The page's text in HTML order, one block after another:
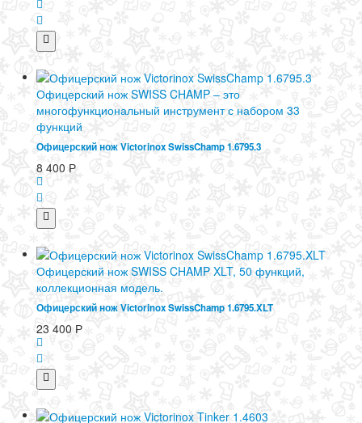
Офицерский нож SWISS CHAMP – это
многофункциональный инструмент с набором 33
функций
Офицерский нож Victorinox SwissChamp 1.6795.3
8 400 Р
Офицерский нож SWISS CHAMP XLT, 50 функций,
коллекционная модель.
Офицерский нож Victorinox SwissChamp 1.6795.XLT
23 400 Р